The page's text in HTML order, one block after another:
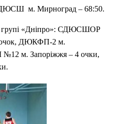
м. Мирноград – 68:50.
групі «Дніпро»: СДЮСШОР
очок, ДЮКФП-2 м.
м. Запоріжжя – 4 очки,